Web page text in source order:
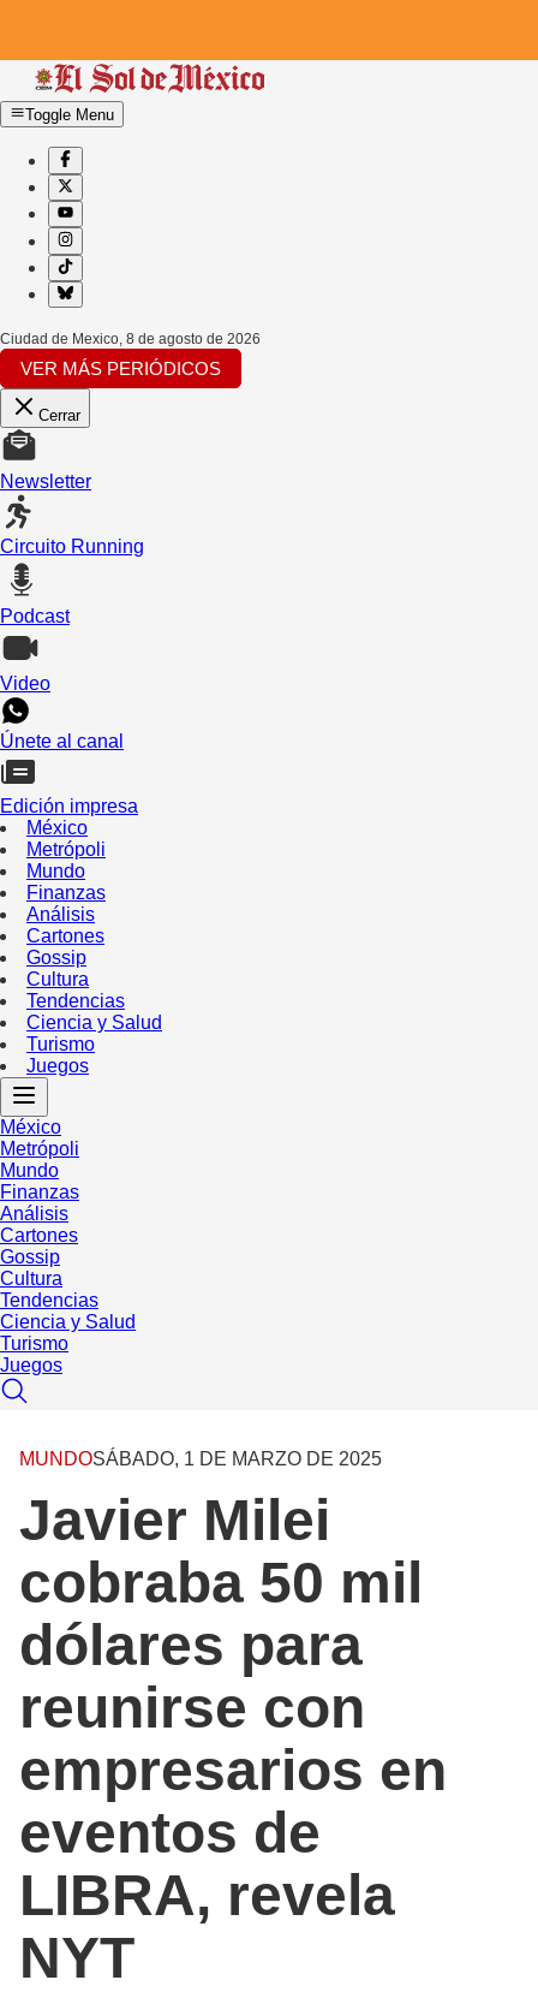
Toggle Menu
Ciudad de Mexico, 8 de agosto de 2026
VER MÁS PERIÓDICOS
Cerrar
Newsletter
Circuito Running
Podcast
Video
Únete al canal
Edición impresa
México
Metrópoli
Mundo
Finanzas
Análisis
Cartones
Gossip
Cultura
Tendencias
Ciencia y Salud
Turismo
Juegos
México
Metrópoli
Mundo
Finanzas
Análisis
Cartones
Gossip
Cultura
Tendencias
Ciencia y Salud
Turismo
Juegos
MUNDOSÁBADO, 1 DE MARZO DE 2025
Javier Milei
cobraba 50 mil
dólares para
reunirse con
empresarios en
eventos de
LIBRA, revela
NYT